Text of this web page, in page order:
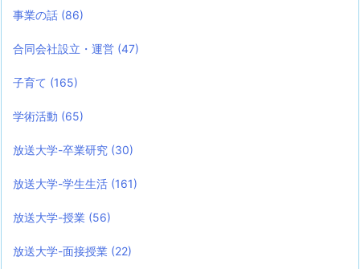
事業の話 (86)
合同会社設立・運営 (47)
子育て (165)
学術活動 (65)
放送大学-卒業研究 (30)
放送大学-学生生活 (161)
放送大学-授業 (56)
放送大学-面接授業 (22)